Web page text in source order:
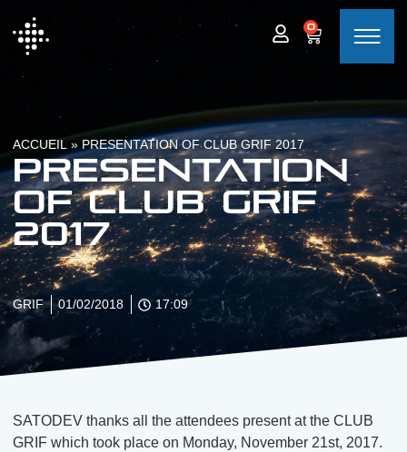
0
ACCUEIL » PRESENTATION OF CLUB GRIF 2017
Presentation
of Club GRIF
2017
GRIF 01/02/2018 17:09
SATODEV thanks all the attendees present at the CLUB
GRIF which took place on Monday, November 21st, 2017.